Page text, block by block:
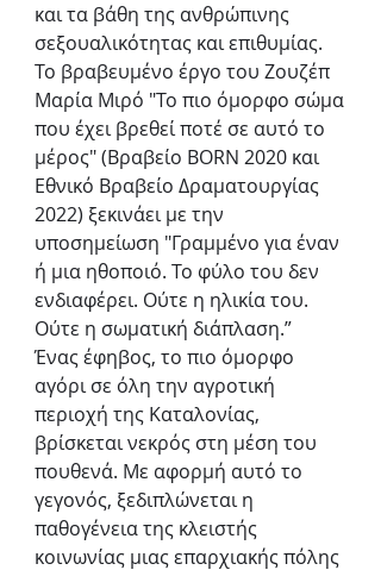
και τα βάθη της ανθρώπινης
σεξουαλικότητας και επιθυμίας.
Το βραβευμένο έργο του Ζουζέπ
Μαρία Μιρό "Το πιο όμορφο σώμα
που έχει βρεθεί ποτέ σε αυτό το
μέρος" (Βραβείο BORN 2020 και
Εθνικό Βραβείο Δραματουργίας
2022) ξεκινάει με την
υποσημείωση "Γραμμένο για έναν
ή μια ηθοποιό. Το φύλο του δεν
ενδιαφέρει. Ούτε η ηλικία του.
Ούτε η σωματική διάπλαση.”
Ένας έφηβος, το πιο όμορφο
αγόρι σε όλη την αγροτική
περιοχή της Καταλονίας,
βρίσκεται νεκρός στη μέση του
πουθενά. Με αφορμή αυτό το
γεγονός, ξεδιπλώνεται η
παθογένεια της κλειστής
κοινωνίας μιας επαρχιακής πόλης